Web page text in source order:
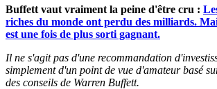
Buffett vaut vraiment la peine d'être cru :
riches du monde ont perdu des milliards.
est une fois de plus sorti gagnant.
Il ne s'agit pas d'une recommandation
simplement d'un point de vue d'amateur basé
des conseils de Warren Buffett.